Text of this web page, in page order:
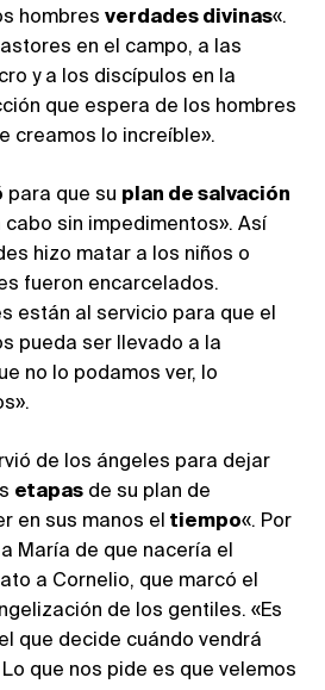
hombres verdades divinas«.
en el campo, a las
y a los discípulos en la
que espera de los hombres
creamos lo increíble».
para que su plan de salvación
sin impedimentos». Así
hizo matar a los niños o
fueron encarcelados.
están al servicio para que el
pueda ser llevado a la
no lo podamos ver, lo
de los ángeles para dejar
etapas de su plan de
en sus manos el tiempo«. Por
María de que nacería el
a Cornelio, que marcó el
de los gentiles. «Es
que decide cuándo vendrá
que nos pide es que velemos